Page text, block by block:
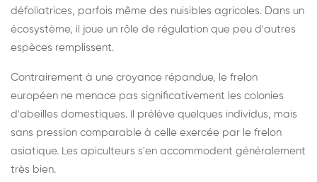
défoliatrices, parfois même des nuisibles agricoles. Dans un
écosystème, il joue un rôle de régulation que peu d'autres
espèces remplissent.
Contrairement à une croyance répandue, le frelon
européen ne menace pas significativement les colonies
d'abeilles domestiques. Il prélève quelques individus, mais
sans pression comparable à celle exercée par le frelon
asiatique. Les apiculteurs s'en accommodent généralement
très bien.